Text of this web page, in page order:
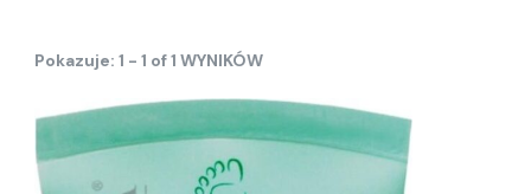
Pokazuje: 1 - 1 of 1 WYNIKÓW